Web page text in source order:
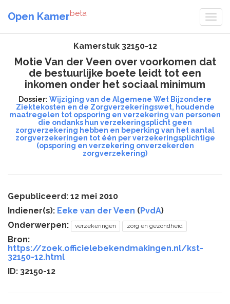
Open Kamerbeta
Kamerstuk 32150-12
Motie Van der Veen over voorkomen dat
de bestuurlijke boete leidt tot een
inkomen onder het sociaal minimum
Dossier: Wijziging van de Algemene Wet Bijzondere
Ziektekosten en de Zorgverzekeringswet, houdende
maatregelen tot opsporing en verzekering van personen
die ondanks hun verzekeringsplicht geen
zorgverzekering hebben en beperking van het aantal
zorgverzekeringen tot één per verzekeringsplichtige
(opsporing en verzekering onverzekerden
zorgverzekering)
Gepubliceerd: 12 mei 2010
Indiener(s): Eeke van der Veen (PvdA)
Onderwerpen:
verzekeringen zorg en gezondheid
Bron:
https://zoek.officielebekendmakingen.nl/kst-
32150-12.html
ID: 32150-12